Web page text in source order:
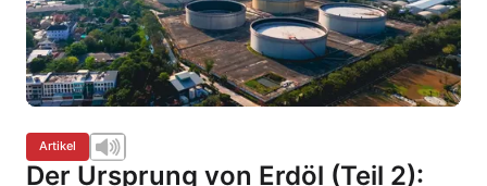
Artikel
Der Ursprung von Erdöl (Teil 2):